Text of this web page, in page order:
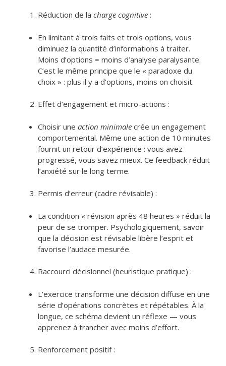
Réduction de la charge cognitive :
En limitant à trois faits et trois options, vous
diminuez la quantité d’informations à traiter.
Moins d’options = moins d’analyse paralysante.
C’est le même principe que le « paradoxe du
choix » : plus il y a d’options, moins on choisit.
Effet d’engagement et micro-actions :
Choisir une action minimale crée un engagement
comportemental. Même une action de 10 minutes
fournit un retour d’expérience : vous avez
progressé, vous savez mieux. Ce feedback réduit
l’anxiété sur le long terme.
Permis d’erreur (cadre révisable) :
La condition « révision après 48 heures » réduit la
peur de se tromper. Psychologiquement, savoir
que la décision est révisable libère l’esprit et
favorise l’audace mesurée.
Raccourci décisionnel (heuristique pratique) :
L’exercice transforme une décision diffuse en une
série d’opérations concrètes et répétables. À la
longue, ce schéma devient un réflexe — vous
apprenez à trancher avec moins d’effort.
Renforcement positif :